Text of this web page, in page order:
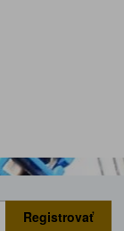
Registrovať